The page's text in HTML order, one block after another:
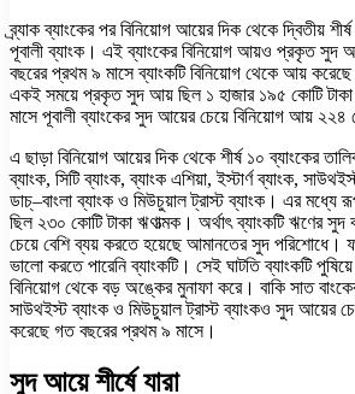
ব্র্যাক ব্যাংকের পর বিনিয়োগ আয়ের দিক থেকে দ্বিতীয়
পূবালী ব্যাংক। এই ব্যাংকের বিনিয়োগ আয়ও প্রকৃত সুদ
বছরের প্রথম ৯ মাসে ব্যাংকটি বিনিয়োগ থেকে আয়
একই সময়ে প্রকৃত সুদ আয় ছিল ১ হাজার ১৯৫ কোটি
মাসে পূবালী ব্যাংকের সুদ আয়ের চেয়ে বিনিয়োগ আয় ২২৪
এ ছাড়া বিনিয়োগ আয়ের দিক থেকে শীর্ষ ১০ ব্যাংকের
ব্যাংক, সিটি ব্যাংক, ব্যাংক এশিয়া, ইস্টার্ণ ব্যাংক,
ডাচ্‌–বাংলা ব্যাংক ও মিউচুয়াল ট্রাস্ট ব্যাংক। এর
ছিল ২৩০ কোটি টাকা ঋণাত্মক। অর্থাৎ ব্যাংকটি ঋণের
চেয়ে বেশি ব্যয় করতে হয়েছে আমানতের সুদ
ভালো করতে পারেনি ব্যাংকটি। সেই ঘাটতি ব্যাংকটি পুষিয়ে
বিনিয়োগ থেকে বড় অঙ্কের মুনাফা করে। বাকি সাত
সাউথইস্ট ব্যাংক ও মিউচুয়াল ট্রাস্ট ব্যাংকও সুদ আয়ের
করেছে গত বছরের প্রথম ৯ মাসে।
সুদ আয়ে শীর্ষে যারা